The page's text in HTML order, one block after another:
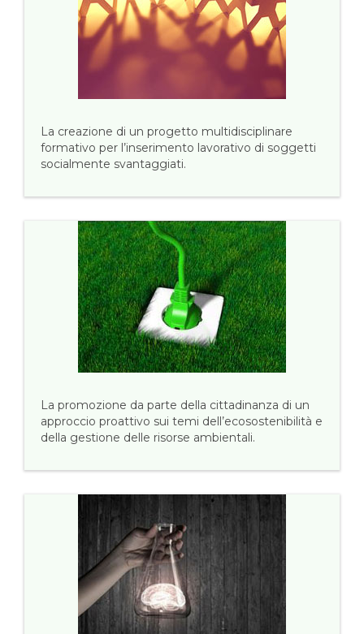
La creazione di un progetto multidisciplinare
formativo per l’inserimento lavorativo di soggetti
socialmente svantaggiati.
La promozione da parte della cittadinanza di un
approccio proattivo sui temi dell’ecosostenibilità e
della gestione delle risorse ambientali.